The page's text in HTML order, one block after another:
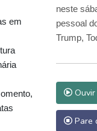
em
neste
pessoal
Trump,
Unidos,
sobre a
Ouvir
Pare